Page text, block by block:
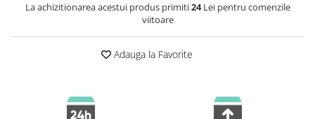
La achizitionarea acestui produs primiti24Lei pentru comenzile
viitoare
Adauga la Favorite